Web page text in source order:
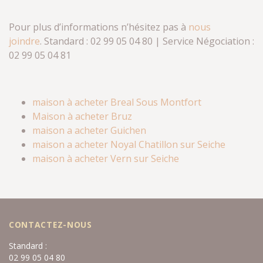
Pour plus d’informations n’hésitez pas à nous
joindre. Standard : 02 99 05 04 80 | Service Négociation :
02 99 05 04 81
maison à acheter Breal Sous Montfort
Maison à acheter Bruz
maison a acheter Guichen
maison a acheter Noyal Chatillon sur Seiche
maison à acheter Vern sur Seiche
CONTACTEZ-NOUS
Standard :
02 99 05 04 80